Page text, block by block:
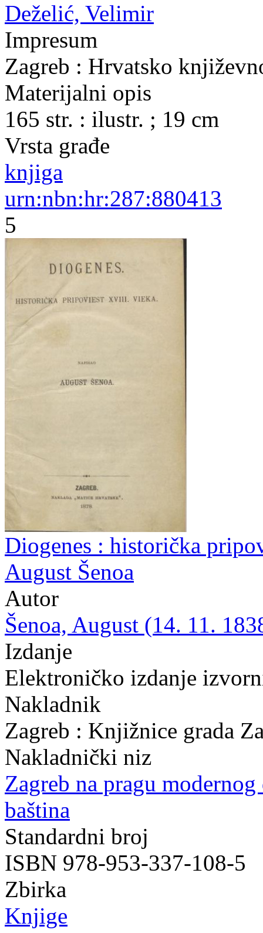
Deželić, Velimir
Impresum
Zagreb : Hrvatsko
Materijalni opis
165 str. : ilustr. ; 19 cm
Vrsta građe
knjiga
urn:nbn:hr:287:880413
5
Diogenes : historička
August Šenoa
Autor
Šenoa, August (14. 11.
Izdanje
Elektroničko izdanje
Nakladnik
Zagreb : Knjižnice grada
Nakladnički niz
Zagreb na pragu modernog
baština
Standardni broj
ISBN 978-953-337-108-5
Zbirka
Knjige